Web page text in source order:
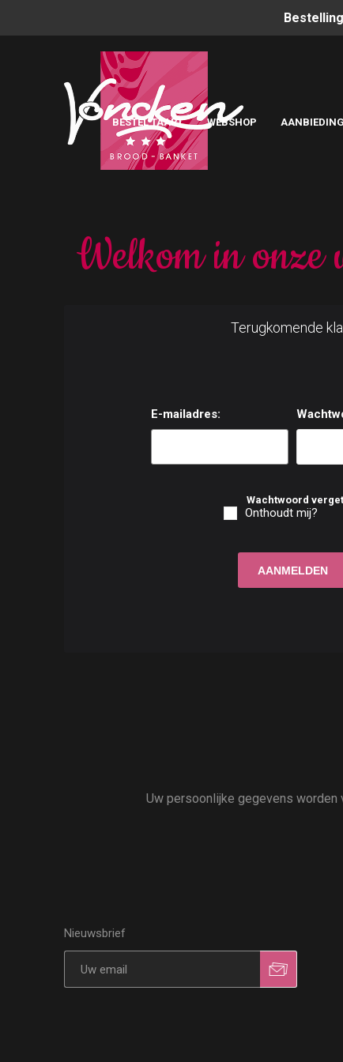
BESTEL TAART WEBSHOP
Welkom in onze
Terugkomende
E-mailadres:
Wachtwoord
Onthoudt mij?
Uw persoonlijke gegevens
Nieuwsbrief